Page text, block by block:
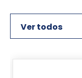
Ver todos